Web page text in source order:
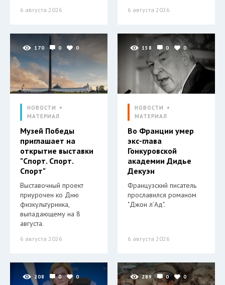
6 августа 2026 6 августа 2026
170 0 0
НОВОСТИ
МАТЕРИАЛ
Музей Победы
приглашает на
открытие выставки
"Спорт. Спорт.
Спорт"
Выставочный проект
приурочен ко Дню
физкультурника,
выпадающему на 8
августа.
6 августа 2026
158 0 0
НОВОСТИ
МАТЕРИАЛ
Во Франции умер
экс-глава
Гонкуровской
академии Дидье
Декуэн
Французский писатель
прославился романом
"Джон л’Ад".
6 августа 2026
208 0 0 289 0 0